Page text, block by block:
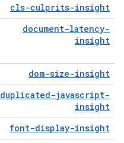
cls-culprits-insight
document-latency-
insight
dom-size-insight
duplicated-javascript-
insight
font-display-insight